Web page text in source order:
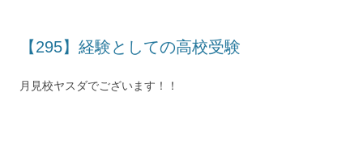
【295】経験としての高校受験
月見校ヤスダでございます！！